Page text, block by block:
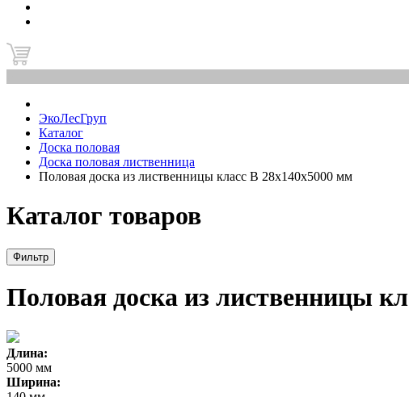
ЭкоЛесГруп
Каталог
Доска половая
Доска половая лиственница
Половая доска из лиственницы класс В 28x140x5000 мм
Каталог товаров
Фильтр
Половая доска из лиственницы
Длина:
5000 мм
Ширина: